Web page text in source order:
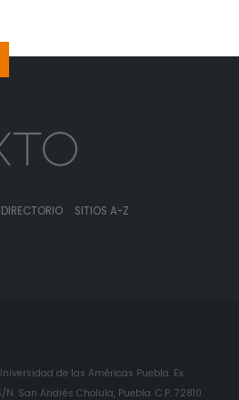
DIRECTORIO SITIOS A-Z
de las Américas Puebla. Ex
San Andrés Cholula, Puebla. C.P. 72810.